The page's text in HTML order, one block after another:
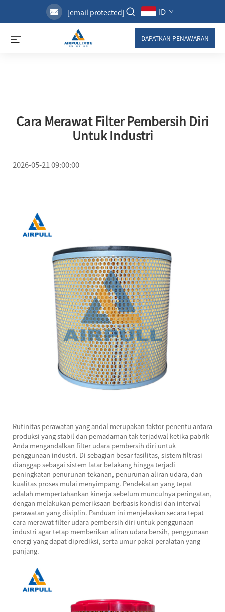
[email protected] ID
DAPATKAN PENAWARAN
Cara Merawat Filter Pembersih Diri
Untuk Industri
2026-05-21 09:00:00
Rutinitas perawatan yang andal merupakan faktor penentu antara
produksi yang stabil dan pemadaman tak terjadwal ketika pabrik
Anda mengandalkan filter udara pembersih diri untuk
penggunaan industri. Di sebagian besar fasilitas, sistem filtrasi
dianggap sebagai sistem latar belakang hingga terjadi
peningkatan penurunan tekanan, penurunan aliran udara, dan
kualitas proses mulai menyimpang. Pendekatan yang tepat
adalah mempertahankan kinerja sebelum munculnya peringatan,
dengan melakukan pemeriksaan berbasis kondisi dan interval
perawatan yang disiplin. Panduan ini menjelaskan secara tepat
cara merawat filter udara pembersih diri untuk penggunaan
industri agar tetap memberikan aliran udara bersih, penggunaan
energi yang dapat diprediksi, serta umur pakai peralatan yang
panjang.